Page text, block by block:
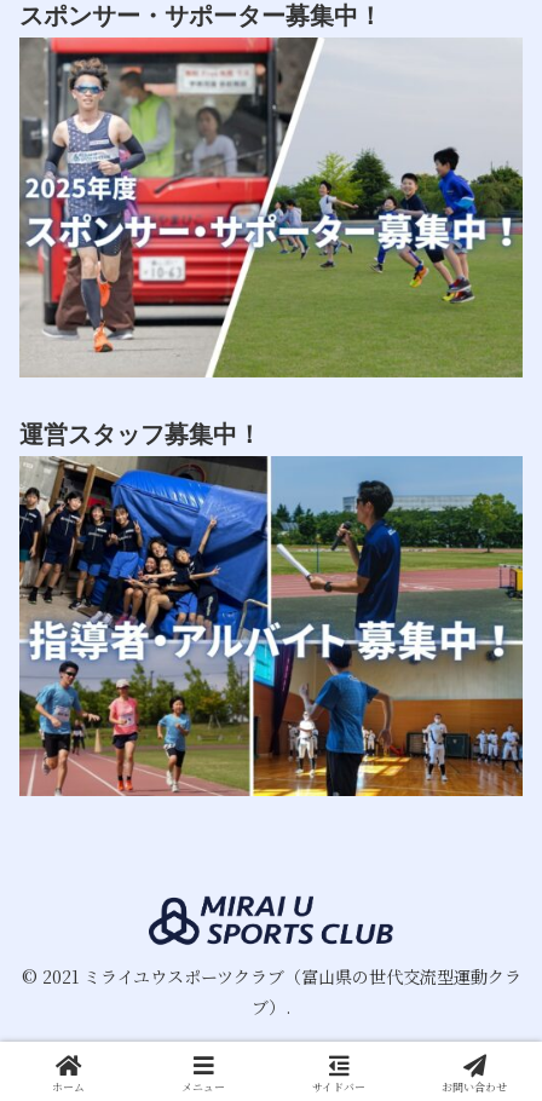
スポンサー・サポーター募集中！
運営スタッフ募集中！
© 2021 ミライユウスポーツクラブ（富山県の世代交流型運動クラ
ブ）.
ホーム メニュー サイドバー お問い合わせ